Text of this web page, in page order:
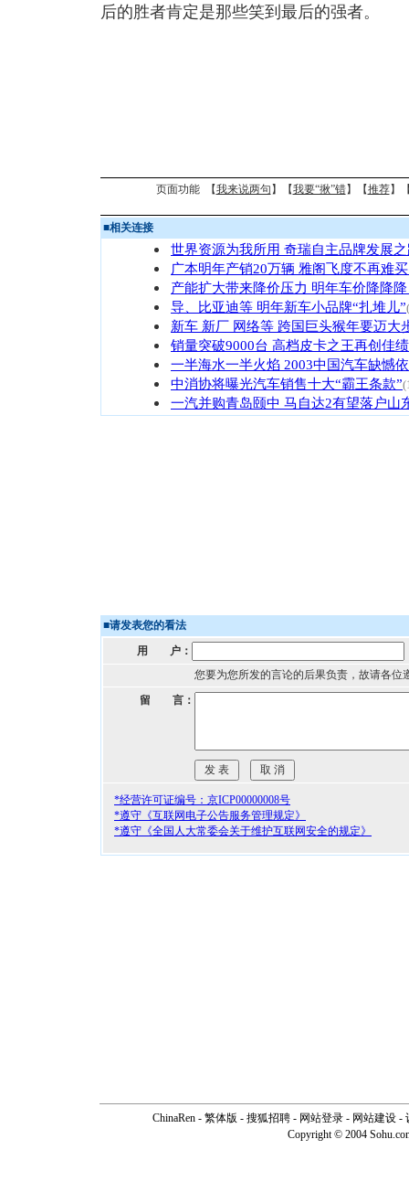
后的胜者肯定是那些笑到最后的强者。
页面功能 【我来说两句 】【我要“揪”错】【推荐】
■相关连接
世界资源为我所用 奇瑞自主品牌发展
广本明年产销20万辆 雅阁飞度不再难
产能扩大带来降价压力 明年车价降降
导、比亚迪等 明年新车小品牌“扎堆儿”
新车 新厂 网络等 跨国巨头猴年要迈大
销量突破9000台 高档皮卡之王再创佳绩
一半海水一半火焰 2003中国汽车缺憾
中消协将曝光汽车销售十大“霸王条款”
一汽并购青岛颐中 马自达2有望落户山
■请发表您的看法
用 户：
您要为您所发的言论的后果负责，故请各位
留 言：
*经营许可证编号：京ICP00000008号
*遵守《互联网电子公告服务管理规定》
*遵守《全国人大常委会关于维护互联网安全的规定》
ChinaRen - 繁体版 - 搜狐招聘 - 网站登录 - 网站建设 -
Copyright © 2004